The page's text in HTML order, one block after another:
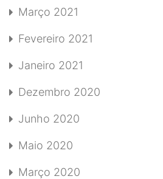
Março 2021
Fevereiro 2021
Janeiro 2021
Dezembro 2020
Junho 2020
Maio 2020
Março 2020